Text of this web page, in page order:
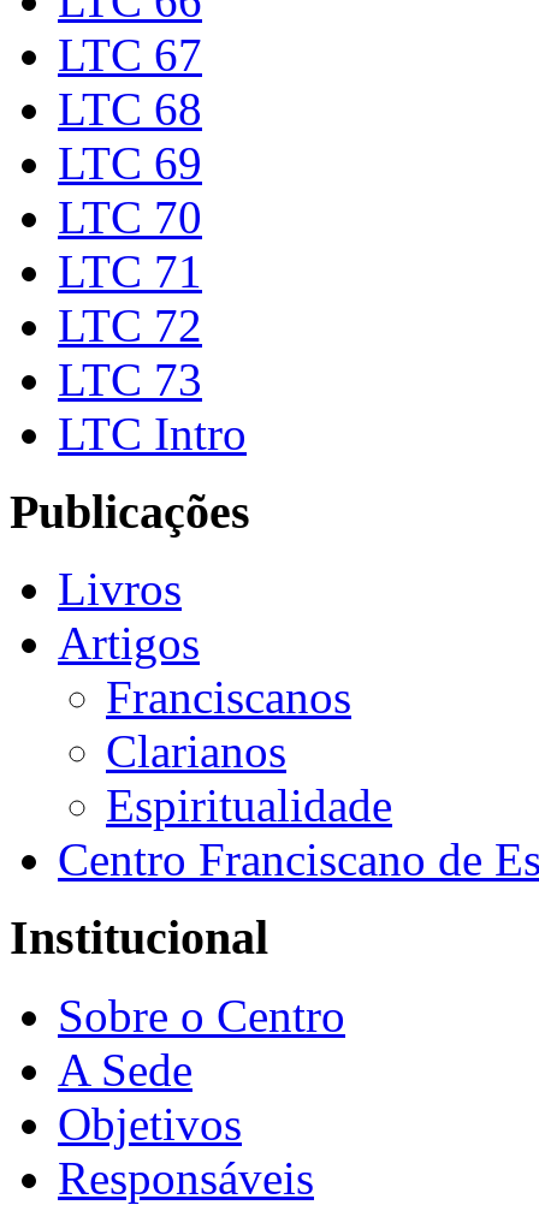
LTC 67
LTC 68
LTC 69
LTC 70
LTC 71
LTC 72
LTC 73
LTC Intro
Publicações
Livros
Artigos
Franciscanos
Clarianos
Espiritualidade
Centro Franciscano de
Institucional
Sobre o Centro
A Sede
Objetivos
Responsáveis